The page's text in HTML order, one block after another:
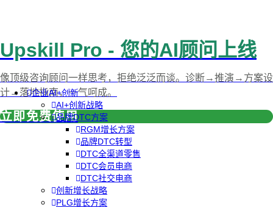
企业AI+创新
AI+创新战略
品牌DTC方案
RGM增长方案
品牌DTC转型
DTC全渠道零售
DTC会员电商
DTC社交电商
创新增长战略
PLG增长方案
Upskill Pro - 您的AI顾问上线
像顶级咨询顾问一样思考，拒绝泛泛而谈。诊断→推演→方案设
计→落地指南，一气呵成。
立即免费使用